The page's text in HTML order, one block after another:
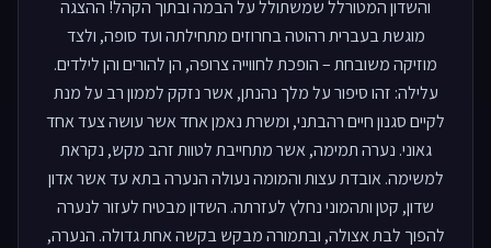
והשדון המטורלל שמשתולל על הבמה ובתוך הקהל! ההצגה
מוגשת בעברית רהוטה בחרוזים מתחילתה ועד סופה, ולצד
מוזיקה משובחת – הופכת לחווייה צרופה, הן להורים והן לילדים.
עלילה: זהו סיפור על מלך נהנתן, אשר נזקק לממון רב על מנת
לקיים סגנון חיים רהבתני, ומשרת נאמן אחד אשר עושה צעד אחד
גאוני. נערה תמימה, אשר מתחייבת לטוות זהב מקש, נקראת
למשימה. אובדת עצות והמומה נעולה הנערה בתא עד אשר אדון
שדון, קטן ותהמוני נחלץ לעזרתה. השדון מבטיח לעזור לנערה
להפוך לבת אצולה, ובתמורה מבקש בקשה אחת גדולה. הנערה,